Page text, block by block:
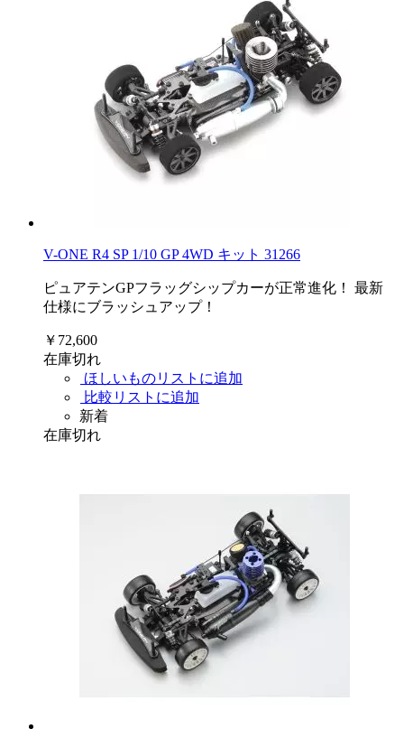
V-ONE R4 SP 1/10 GP 4WD キット 31266
ピュアテンGPフラッグシップカーが正常進化！ 最新
仕様にブラッシュアップ！
￥72,600
在庫切れ
ほしいものリストに追加
比較リストに追加
新着
在庫切れ